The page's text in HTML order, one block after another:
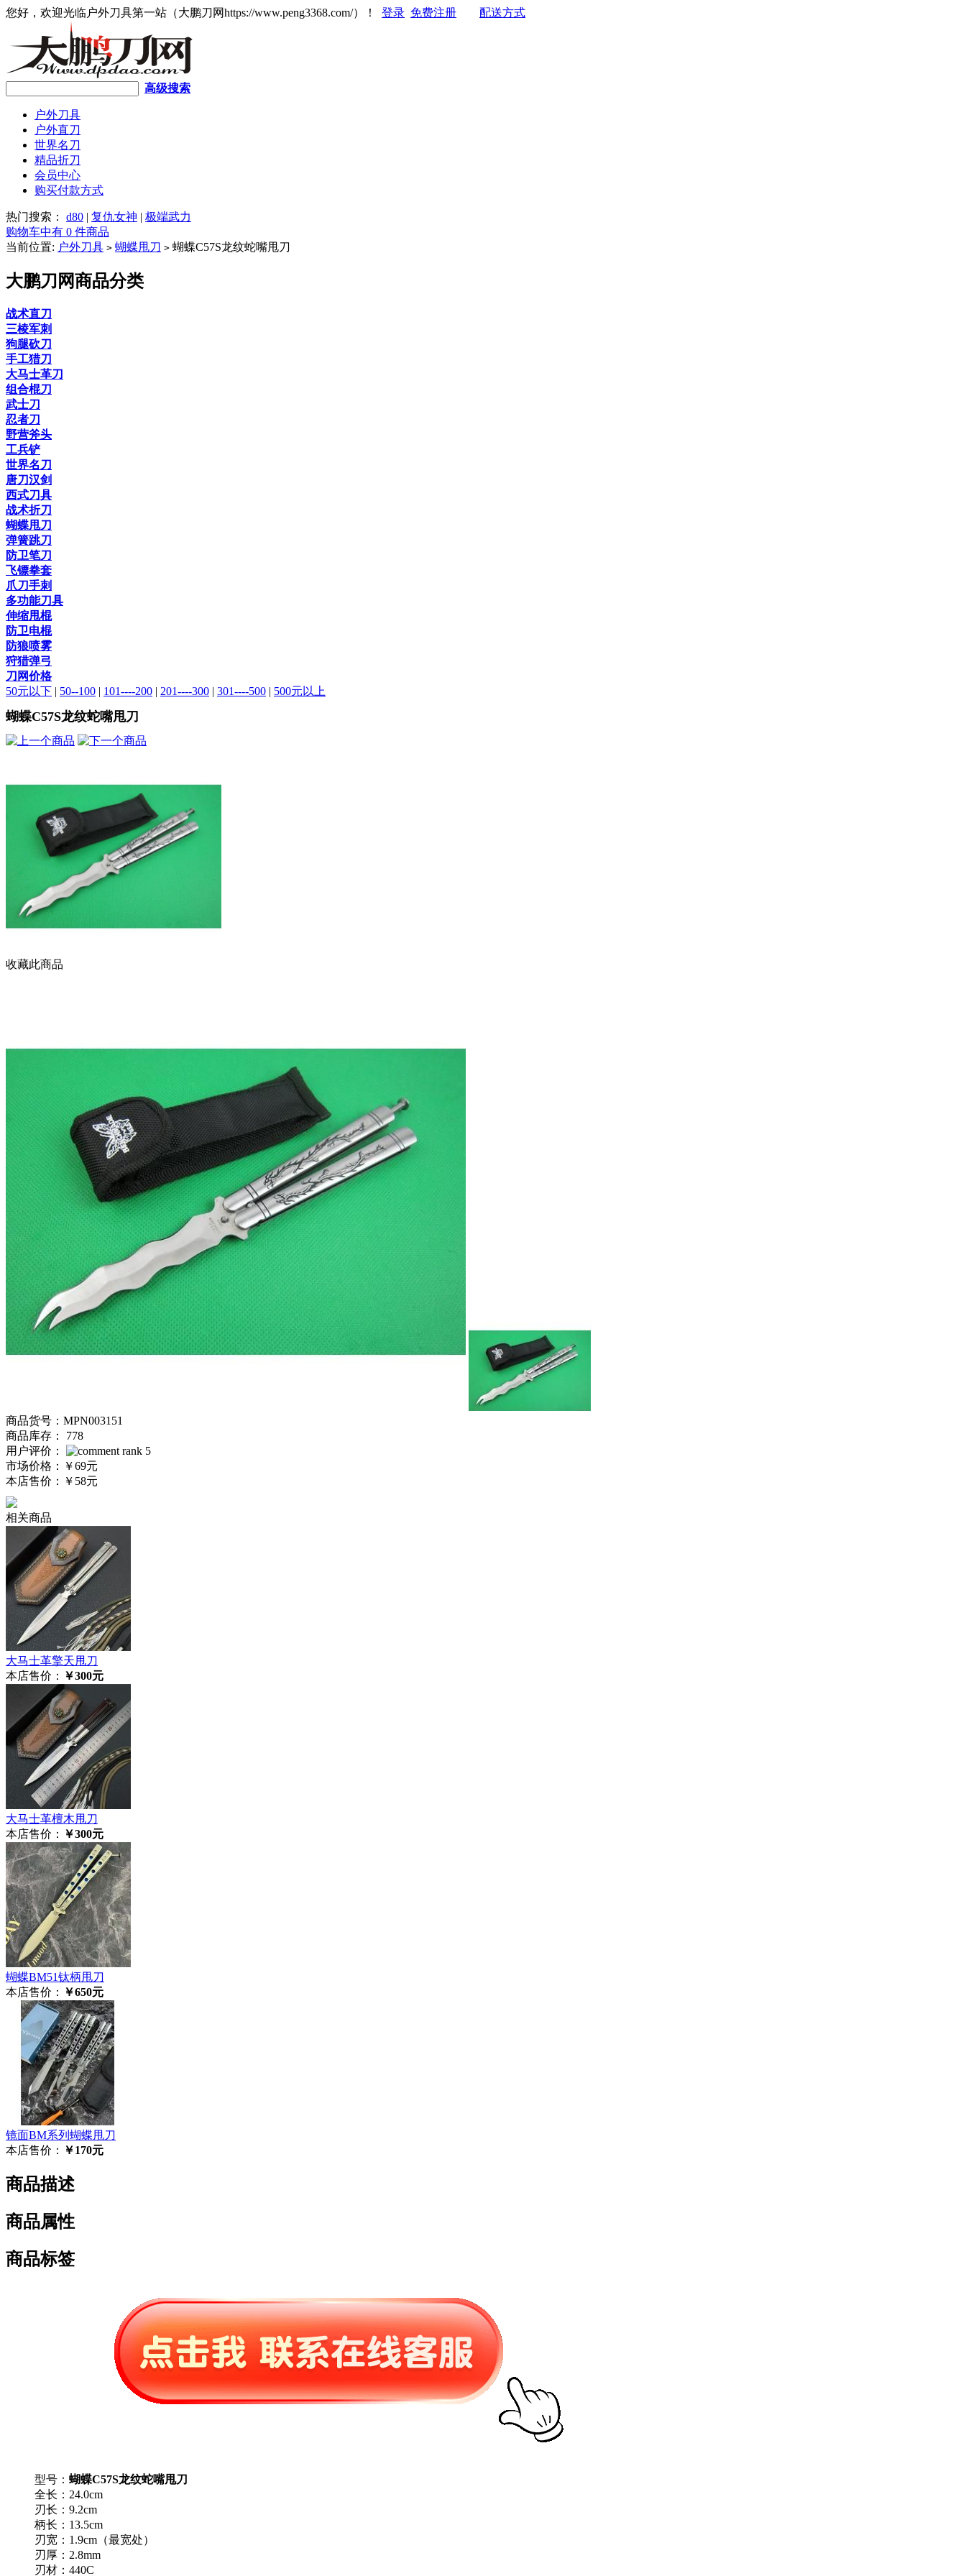
您好，欢迎光临户外刀具第一站（大鹏刀网https://www.peng3368.com/）！ 登录 免费注册 配送方式
高级搜索
户外刀具
户外直刀
世界名刀
精品折刀
会员中心
购买付款方式
热门搜索： d80 | 复仇女神 | 极端武力
购物车中有 0 件商品
当前位置: 户外刀具 > 蝴蝶甩刀 > 蝴蝶C57S龙纹蛇嘴甩刀
大鹏刀网商品分类
战术直刀
三棱军刺
狗腿砍刀
手工猎刀
大马士革刀
组合棍刀
武士刀
忍者刀
野营斧头
工兵铲
世界名刀
唐刀汉剑
西式刀具
战术折刀
蝴蝶甩刀
弹簧跳刀
防卫笔刀
飞镖拳套
爪刀手刺
多功能刀具
伸缩甩棍
防卫电棍
防狼喷雾
狩猎弹弓
刀网价格
50元以下 | 50--100 | 101----200 | 201----300 | 301----500 | 500元以上
蝴蝶C57S龙纹蛇嘴甩刀
收藏此商品
商品货号：MPN003151
商品库存： 778
用户评价：
市场价格：
￥69元
本店售价：
￥58元
相关商品
大马士革擎天甩刀
本店售价： ￥300元
大马士革檀木甩刀
本店售价： ￥300元
蝴蝶BM51钛柄甩刀
本店售价： ￥650元
镜面BM系列蝴蝶甩刀
本店售价： ￥170元
商品描述
商品属性
商品标签
型号： 蝴蝶C57S龙纹蛇嘴甩刀
全长：24.0cm
刃长：9.2cm
柄长：13.5cm
刃宽：1.9cm（最宽处）
刃厚：2.8mm
刃材：440C